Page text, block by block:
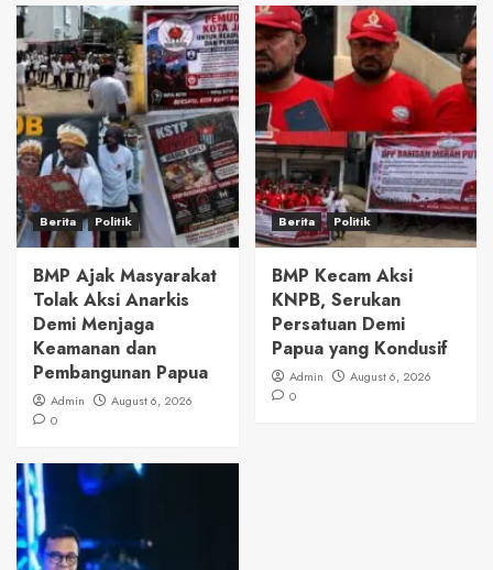
Berita Politik
BMP Ajak Masyarakat
Tolak Aksi Anarkis
Demi Menjaga
Keamanan dan
Pembangunan Papua
Admin
August 6, 2026
0
Berita Politik
BMP Kecam Aksi
KNPB, Serukan
Persatuan Demi
Papua yang Kondusif
Admin
August 6, 2026
0